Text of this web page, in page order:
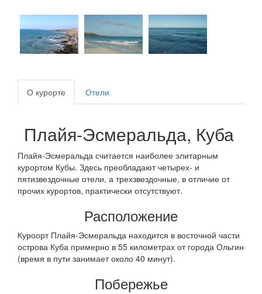
О курорте Отели
Плайя-Эсмеральда, Куба
Плайя-Эсмеральда считается наиболее элитарным
курортом Кубы. Здесь преобладают четырех- и
пятизвездочные отели, а трехзвездочные, в отличие от
прочих курортов, практически отсутствуют.
Расположение
Куроорт Плайя-Эсмеральда находится в восточной части
острова Куба примерно в 55 километрах от города Ольгин
(время в пути занимает около 40 минут).
Побережье